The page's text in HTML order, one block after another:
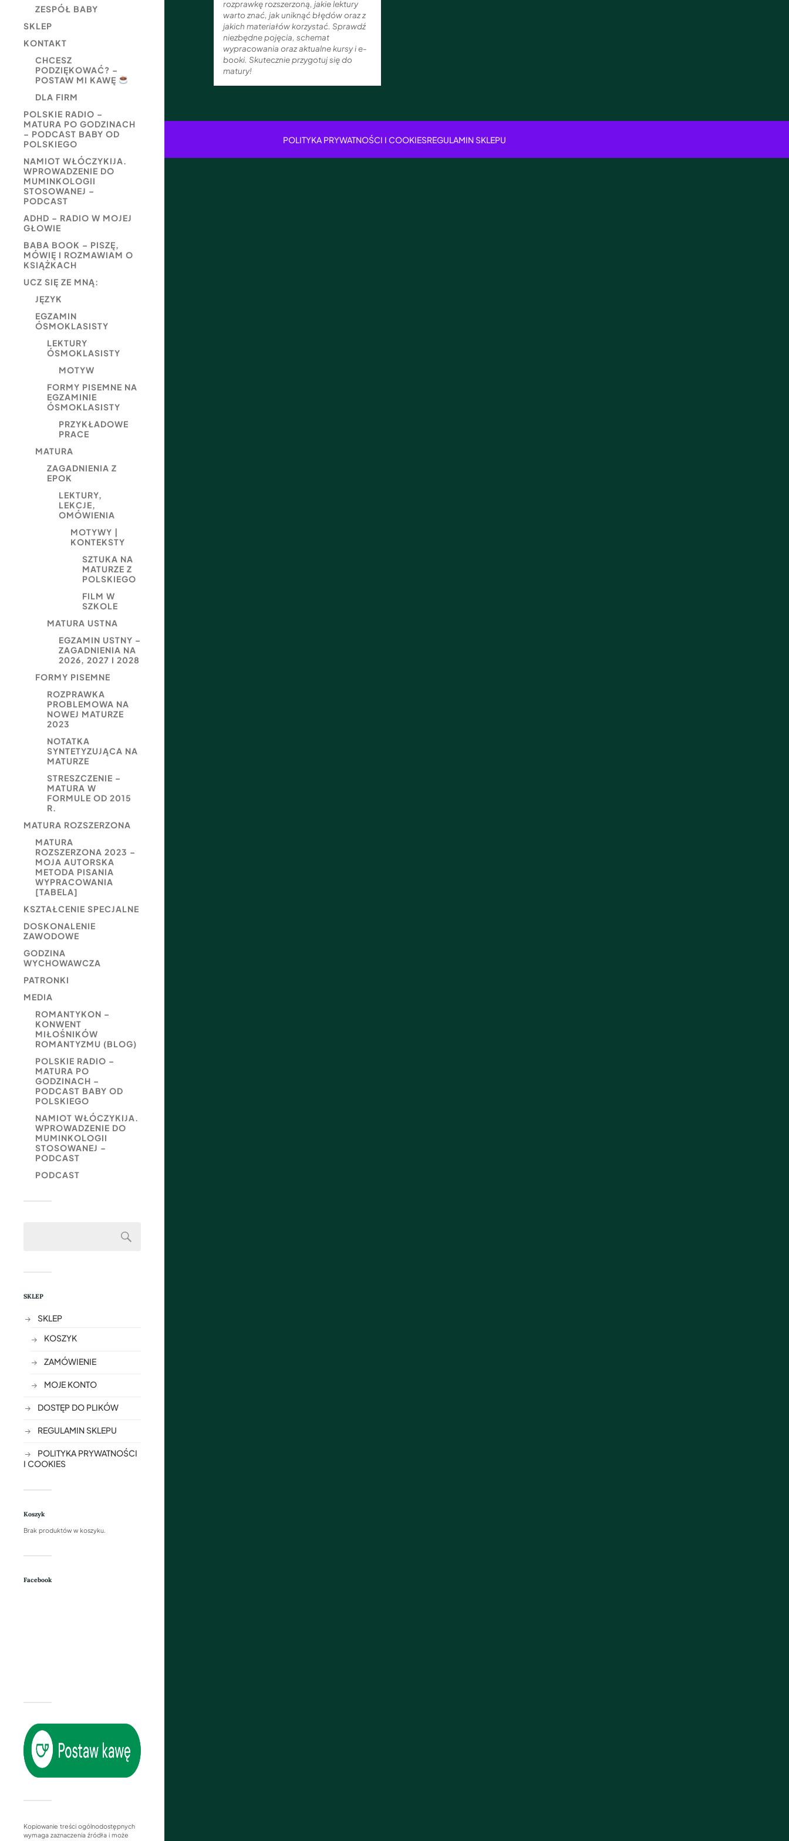
ZESPÓŁ BABY
SKLEP
KONTAKT
CHCESZ
PODZIĘKOWAĆ? –
POSTAW MI KAWĘ
DLA FIRM
POLSKIE RADIO –
MATURA PO GODZINACH
– PODCAST BABY OD
POLSKIEGO
NAMIOT WŁÓCZYKIJA.
WPROWADZENIE DO
MUMINKOLOGII
STOSOWANEJ –
PODCAST
ADHD – RADIO W MOJEJ
GŁOWIE
BABA BOOK – PISZĘ,
MÓWIĘ I ROZMAWIAM O
KSIĄŻKACH
UCZ SIĘ ZE MNĄ:
JĘZYK
EGZAMIN
ÓSMOKLASISTY
LEKTURY
ÓSMOKLASISTY
MOTYW
FORMY PISEMNE NA
EGZAMINIE
ÓSMOKLASISTY
PRZYKŁADOWE
PRACE
MATURA
ZAGADNIENIA Z
EPOK
LEKTURY,
LEKCJE,
OMÓWIENIA
MOTYWY |
KONTEKSTY
SZTUKA NA
MATURZE Z
POLSKIEGO
FILM W
SZKOLE
MATURA USTNA
EGZAMIN USTNY –
ZAGADNIENIA NA
2026, 2027 I 2028
FORMY PISEMNE
ROZPRAWKA
PROBLEMOWA NA
NOWEJ MATURZE
2023
NOTATKA
SYNTETYZUJĄCA NA
MATURZE
STRESZCZENIE –
MATURA W
FORMULE OD 2015
R.
MATURA ROZSZERZONA
MATURA
ROZSZERZONA 2023 –
MOJA AUTORSKA
METODA PISANIA
WYPRACOWANIA
[TABELA]
KSZTAŁCENIE SPECJALNE
DOSKONALENIE
ZAWODOWE
GODZINA
WYCHOWAWCZA
PATRONKI
MEDIA
ROMANTYKON –
KONWENT
MIŁOŚNIKÓW
ROMANTYZMU (BLOG)
POLSKIE RADIO –
MATURA PO
GODZINACH –
PODCAST BABY OD
POLSKIEGO
NAMIOT WŁÓCZYKIJA.
WPROWADZENIE DO
MUMINKOLOGII
STOSOWANEJ –
PODCAST
PODCAST
SKLEP
SKLEP
KOSZYK
ZAMÓWIENIE
MOJE KONTO
DOSTĘP DO PLIKÓW
REGULAMIN SKLEPU
POLITYKA PRYWATNOŚCI
I COOKIES
Koszyk
Brak produktów w koszyku.
Facebook
Kopiowanie treści ogólnodostępnych
wymaga zaznaczenia źródła i może
rozprawkę rozszerzoną, jakie lektury
warto znać, jak uniknąć błędów oraz z
jakich materiałów korzystać. Sprawdź
niezbędne pojęcia, schemat
wypracowania oraz aktualne kursy i e-
booki. Skutecznie przygotuj się do
matury!
POLITYKA PRYWATNOŚCI I COOKIESREGULAMIN SKLEPU